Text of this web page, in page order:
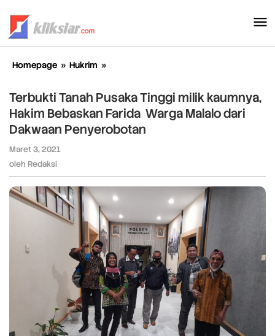
konten
Homepage » Hukrim »
Pusaka
Tinggi
milik
kaumnya,
Warga
Malalo
Dakwaan
Penyerobotan
Terbukti Tanah Pusaka Tinggi milik kaumnya,
Hakim Bebaskan Farida Warga Malalo dari
Dakwaan Penyerobotan
Maret 3, 2021
oleh Redaksi